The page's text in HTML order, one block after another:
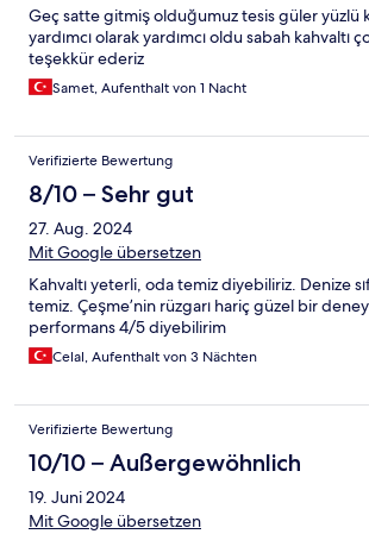
Geç satte gitmiş olduğumuz tesis güler yüzlü
yardımcı olarak yardımcı oldu sabah kahvaltı
teşekkür ederiz
Samet, Aufenthalt von 1 Nacht
Verifizierte Bewertung
8/10 – Sehr gut
27. Aug. 2024
Mit Google übersetzen
Kahvaltı yeterli, oda temiz diyebiliriz. Denize
temiz. Çeşme’nin rüzgarı hariç güzel bir
performans 4/5 diyebilirim
Celal, Aufenthalt von 3 Nächten
Verifizierte Bewertung
10/10 – Außergewöhnlich
19. Juni 2024
Mit Google übersetzen